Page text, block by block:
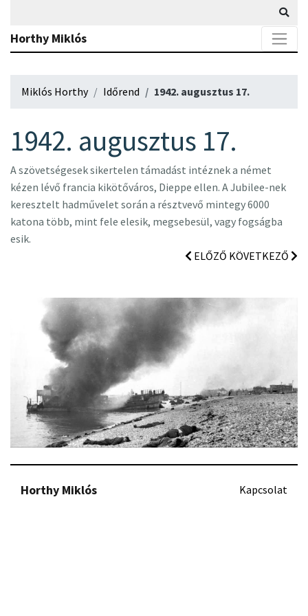
Horthy Miklós
Miklós Horthy Időrend 1942. augusztus 17.
1942. augusztus 17.
A szövetségesek sikertelen támadást intéznek a német
kézen lévő francia kikötőváros, Dieppe ellen. A Jubilee-nek
keresztelt hadművelet során a résztvevő mintegy 6000
katona több, mint fele elesik, megsebesül, vagy fogságba
esik.
ELŐZŐ KÖVETKEZŐ
Horthy Miklós Kapcsolat